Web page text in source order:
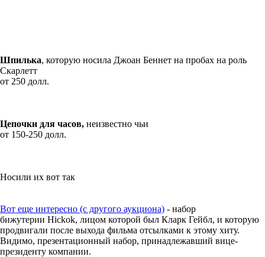
Шпилька, которую носила Джоан Беннет на пробах на роль
Скарлетт
от 250 долл.
Цепочки для часов, неизвестно чьи
от 150-250 долл.
Носили их вот так
Вот еще интересно (с другого аукциона) - набор
бижутерии Hickok, лицом которой был Кларк Гейбл, и которую
продвигали после выхода фильма отсылками к этому хиту.
Видимо, презентационный набор, принадлежавший вице-
президенту компании.